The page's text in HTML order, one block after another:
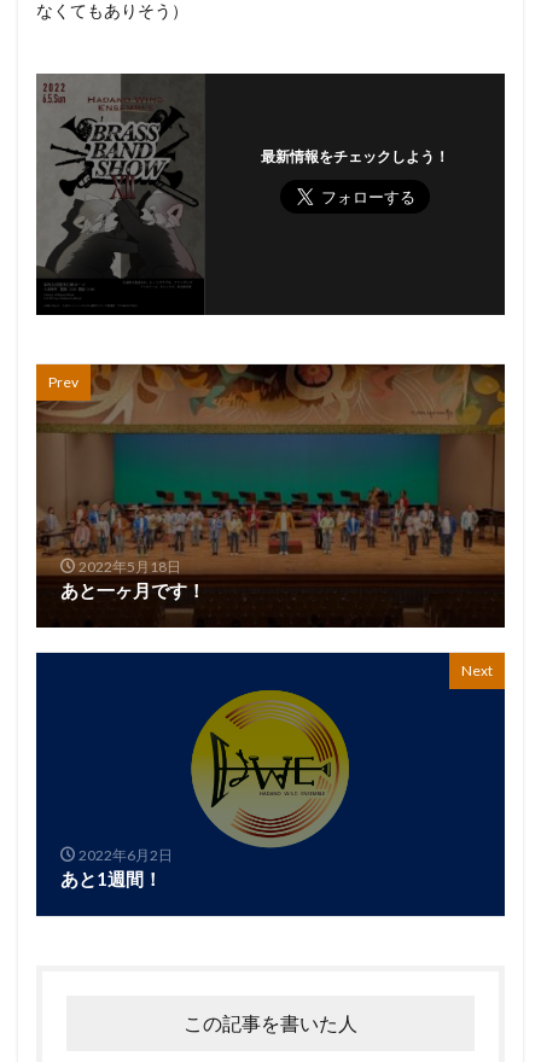
なくてもありそう）
最新情報をチェックしよう！
Prev
2022年5月18日
あと一ヶ月です！
Next
2022年6月2日
あと1週間！
この記事を書いた人